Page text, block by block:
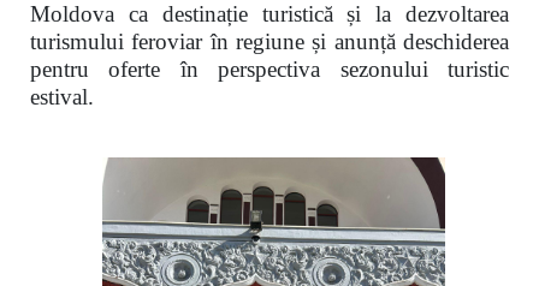
Moldova ca destinație turistică și la dezvoltarea
turismului feroviar în regiune și anunță deschiderea
pentru oferte în perspectiva sezonului turistic
estival.